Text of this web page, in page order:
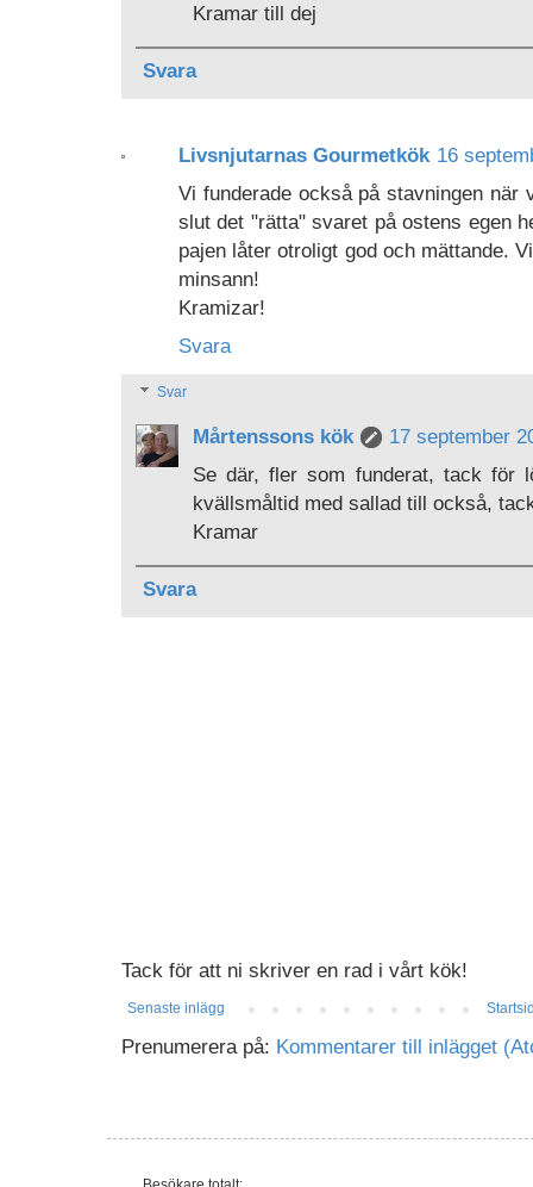
Kramar till dej
Svara
Livsnjutarnas Gourmetkök 16
Vi funderade också på stavningen
slut det "rätta" svaret på ostens egen
pajen låter otroligt god och mättande.
minsann!
Kramizar!
Svara
Svar
Mårtenssons kök
17 september
Se där, fler som funderat, tack för
kvällsmåltid med sallad till också,
Kramar
Svara
Tack för att ni skriver en rad i vårt kök!
Senaste inlägg
Prenumerera på: Kommentarer till inlägget